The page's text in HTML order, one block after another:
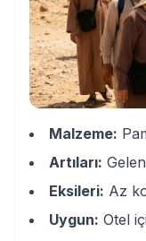
Malzeme:
Artıları:
Eksileri: Az
Uygun: Otel